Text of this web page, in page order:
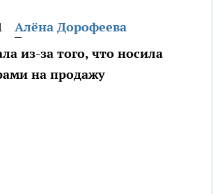
Алёна Дорофеева
из-за того, что носила
на продажу